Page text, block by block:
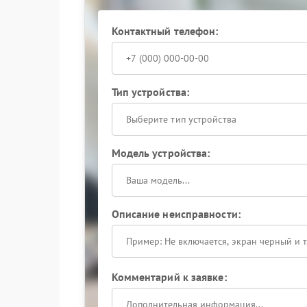
Обращение в сервисный
При выходе из строя зарядного блока
Powercom. Специалисты выполняют
Не игнорируйте признаки неисправности:
стабильную работу оборудования и избежать
Контактный телефон:
Тип устройства:
Выберите тип устройства
Модель устройства:
Описание неисправности:
Комментарий к заявке: